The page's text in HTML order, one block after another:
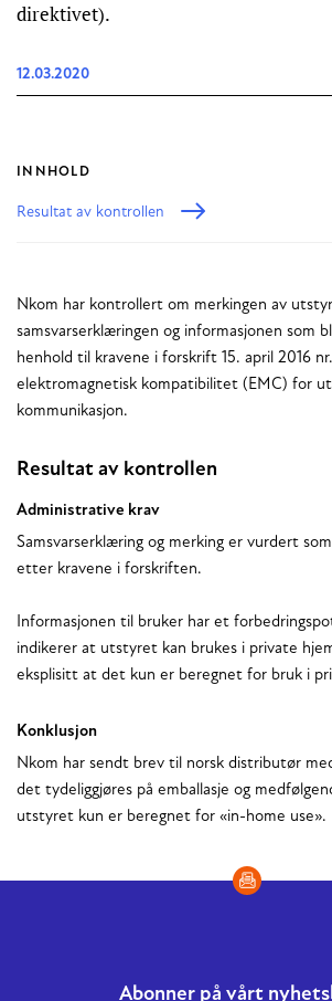
direktivet).
12.03.2020
INNHOLD
Resultat av kontrollen
Nkom har kontrollert om merkingen av
samsvarserklæringen og informasjonen som
henhold til kravene i forskrift 15. april 2016
elektromagnetisk kompatibilitet (EMC) for
kommunikasjon.
Resultat av kontrollen
Administrative krav
Samsvarserklæring og merking er vurdert
etter kravene i forskriften.
Informasjonen til bruker har et
indikerer at utstyret kan brukes i private
eksplisitt at det kun er beregnet for bruk i
Konklusjon
Nkom har sendt brev til norsk distributør
det tydeliggjøres på emballasje og
utstyret kun er beregnet for «in-home use».
Abonner på vårt